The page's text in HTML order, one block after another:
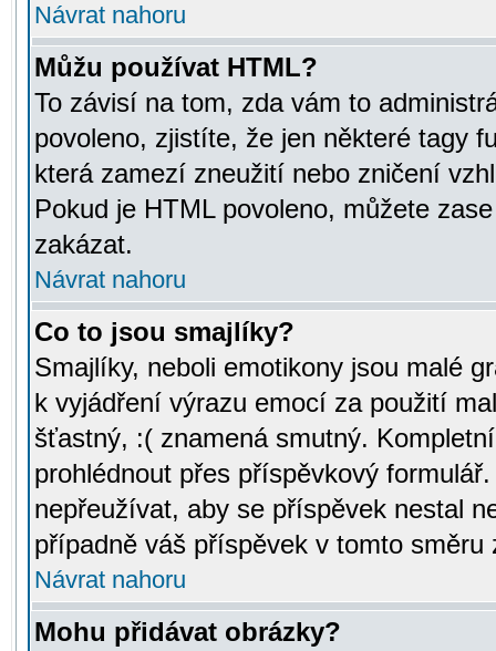
Návrat nahoru
Můžu používat HTML?
To závisí na tom, zda vám to
povoleno, zjistíte, že jen některé tagy
která zamezí zneužití nebo zničení
Pokud je HTML povoleno, můžete
zakázat.
Návrat nahoru
Co to jsou smajlíky?
Smajlíky, neboli emotikony jsou malé
k vyjádření výrazu emocí za použití
šťastný, :( znamená smutný.
prohlédnout přes příspěvkový
nepřeužívat, aby se příspěvek nestal
případně váš příspěvek v tomto směru
Návrat nahoru
Mohu přidávat obrázky?